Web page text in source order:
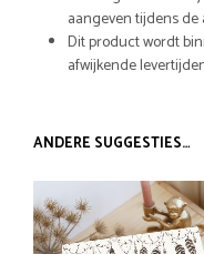
aangeven tijdens
Dit product wordt
afwijkende
ANDERE SUGGESTIES…